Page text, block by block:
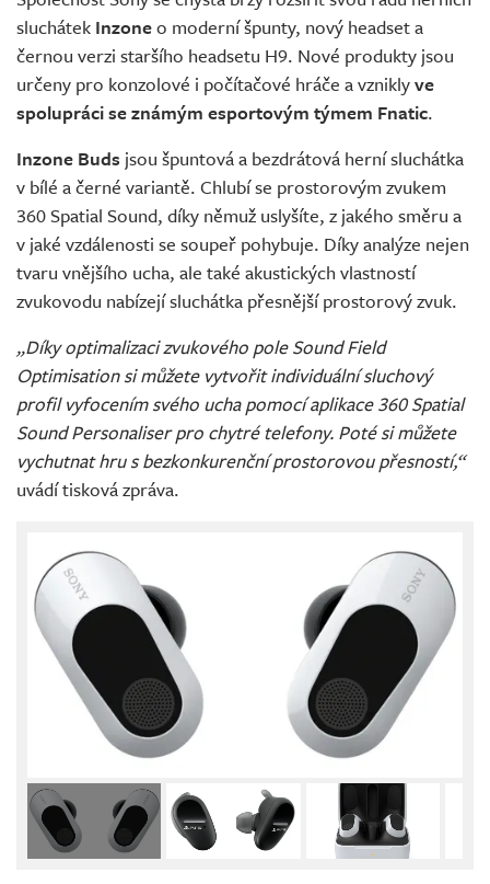
Živě
sluchátek Inzoneo moderní špunty, nový headset a
černou verzi staršího headsetu H9. Nové produkty jsou
určeny pro konzolové i počítačové hráče a vzniklyve
spolupráci se známým esportovým týmem Fnatic.
Inzone Buds jsou špuntová a bezdrátová herní sluchátka
v bílé a černé variantě. Chlubí se prostorovým zvukem
360 Spatial Sound, díky němuž uslyšíte, z jakého směru a
v jaké vzdálenosti se soupeř pohybuje. Díky analýze nejen
tvaru vnějšího ucha, ale také akustických vlastností
zvukovodu nabízejí sluchátka přesnější prostorový zvuk.
„Díky optimalizaci zvukového pole Sound Field
Optimisation si můžete vytvořit individuální sluchový
profil vyfocením svého ucha pomocí aplikace 360 Spatial
Sound Personaliser pro chytré telefony. Poté si můžete
vychutnat hru s bezkonkurenční prostorovou přesností,“
uvádí tisková zpráva.